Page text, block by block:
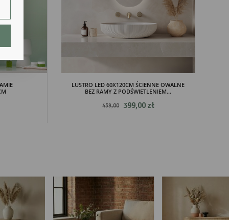
LUSTRO LED 60X120CM ŚCIENNE OWALNE
BEZ RAMY Z PODŚWIETLENIEM...
439,00 399,00 zł